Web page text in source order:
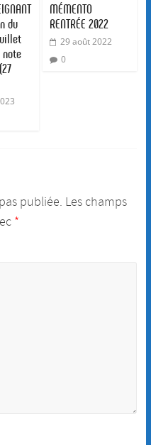
du
MÉMENTO
RENTRÉE 2022
29 août 2022
0
publiée. Les champs
*